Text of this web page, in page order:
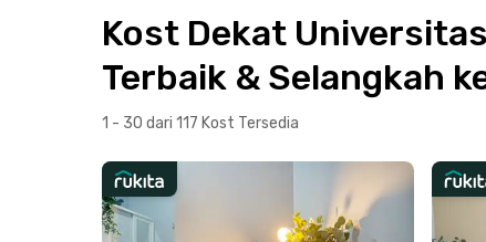
Kost Dekat
Terbaik & Selangkah
1 - 30 dari 117 Kost Tersedia